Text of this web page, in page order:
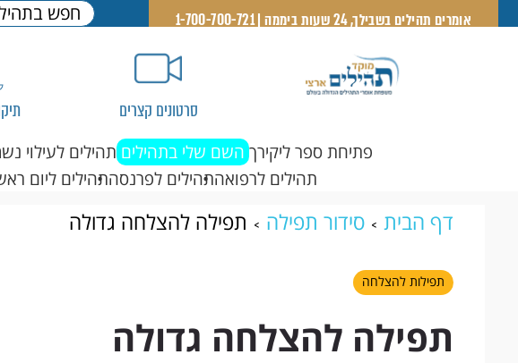
אומרים תהילים בשבילך, 24 שעות ביממה | 1-700-700-721
סרטונים קצרים
פתיחת ספר ליקירך השם שלי בתהילים תהילים לעילוי
תהילים לרפואהתהילים לפרנסהתהילים ליום
דף הבית סידור תפילה תפילה להצלחה גדולה
תפילות להצלחה
תפילה להצלחה גדולה